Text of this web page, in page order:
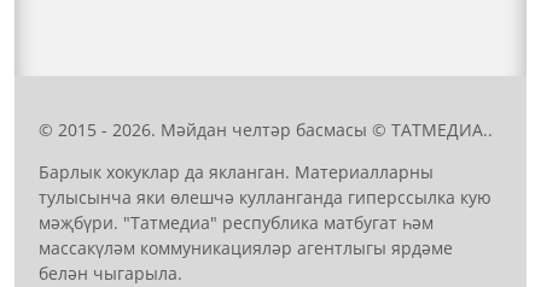
© 2015 - 2026. Мәйдан челтәр басмасы © ТАТМЕДИА..
Барлык хокуклар да якланган. Материалларны
тулысынча яки өлешчә кулланганда гиперссылка кую
мәҗбүри. "Татмедиа" республика матбугат һәм
массакүләм коммуникацияләр агентлыгы ярдәме
белән чыгарыла.